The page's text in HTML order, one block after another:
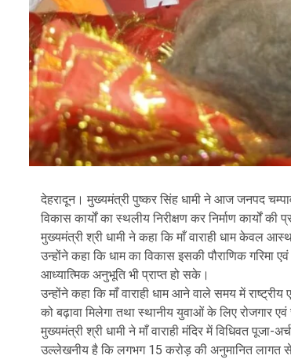
देहरादून। मुख्यमंत्री पुष्कर सिंह धामी ने आज जनपद
विकास कार्यों का स्थलीय निरीक्षण कर निर्माण कार्यों की
मुख्यमंत्री श्री धामी ने कहा कि माँ वाराही धाम केवल
उन्होंने कहा कि धाम का विकास इसकी पौराणिक
आध्यात्मिक अनुभूति भी प्राप्त हो सके।
उन्होंने कहा कि माँ वाराही धाम आने वाले समय में
को बढ़ावा मिलेगा तथा स्थानीय युवाओं के लिए रोजगार
मुख्यमंत्री श्री धामी ने माँ वाराही मंदिर में विधिवत
उल्लेखनीय है कि लगभग 15 करोड़ की अनुमानित लागत से